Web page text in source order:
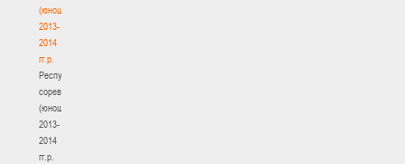
(юноши)
2013-
2014
гг.р.
Республиканские
соревнования
(юноши)
2013-
2014
гг.р.